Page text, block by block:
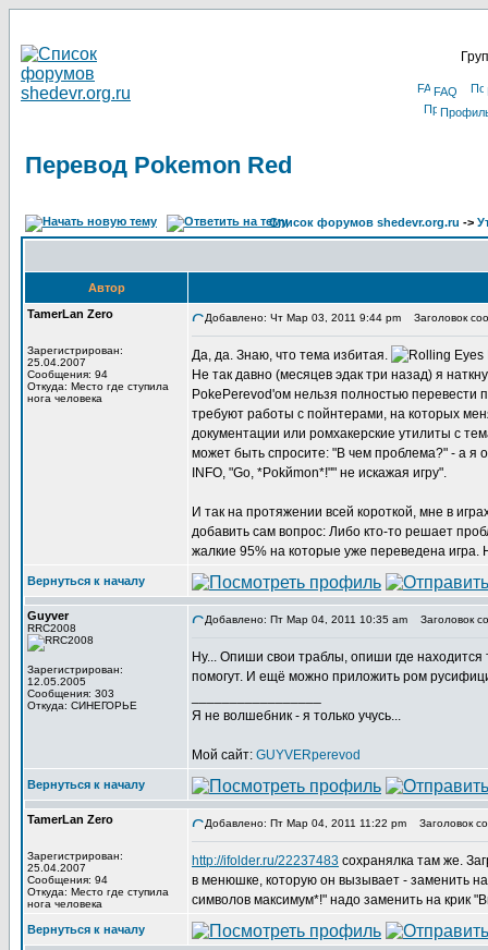
FAQ
Перевод Pokemon Red
Список форумов shedevr.org.ru ->
Автор
TamerLan Zero
Зарегистрирован:
25.04.2007
Сообщения: 94
Откуда: Место где ступила
нога человека
Добавлено: Чт Мар 03, 2011 9:44 pm Заголовок
Да, да. Знаю, что тема избитая.
Не так давно (месяцев эдак три назад) я
PokePerevod'ом нельзя полностью
требуют работы с пойнтерами, на которых
документации или ромхакерские утилиты с
может быть спросите: "В чем проблема?" - а я
INFO, "Go, *Pokйmon*!"" не искажая игру".
И так на протяжении всей короткой, мне в
добавить сам вопрос: Либо кто-то решает
жалкие 95% на которые уже переведена
Вернуться к началу
Guyver
RRC2008
Зарегистрирован:
12.05.2005
Сообщения: 303
Откуда: СИНЕГОРЬЕ
Добавлено: Пт Мар 04, 2011 10:35 am Заголовок
Ну... Опиши свои траблы, опиши где находится
помогут. И ещё можно приложить ром
Я не волшебник - я только учусь...
Мой сайт: GUYVERperevod
Вернуться к началу
TamerLan Zero
Зарегистрирован:
25.04.2007
Сообщения: 94
Откуда: Место где ступила
нога человека
Добавлено: Пт Мар 04, 2011 11:22 pm Заголовок
http://ifolder.ru/22237483 сохранялка там же.
в менюшке, которую он вызывает - заменить
символов максимум*!" надо заменить на крик
Вернуться к началу